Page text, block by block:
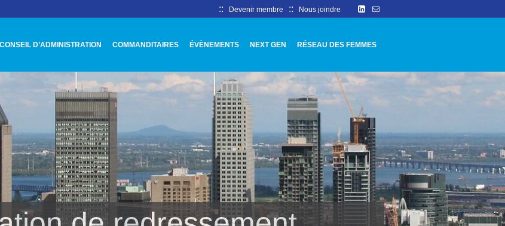
:: Devenir membre :: Nous joindre
CONSEIL D’ADMINISTRATION COMMANDITAIRES ÉVÈNEMENTS NEXT GEN RÉSEAU DES FEMMES